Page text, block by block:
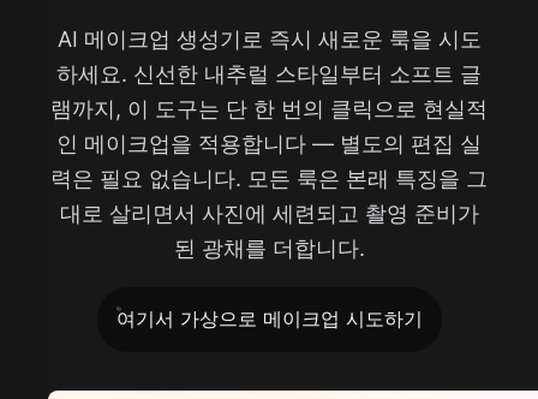
AI 메이크업 생성기로 즉시 새로운 룩을 시도
하세요. 신선한 내추럴 스타일부터 소프트 글
램까지, 이 도구는 단 한 번의 클릭으로 현실적
인 메이크업을 적용합니다 — 별도의 편집 실
력은 필요 없습니다. 모든 룩은 본래 특징을 그
대로 살리면서 사진에 세련되고 촬영 준비가
된 광채를 더합니다.
여기서 가상으로 메이크업 시도하기